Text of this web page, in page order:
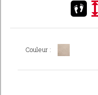
Couleur :